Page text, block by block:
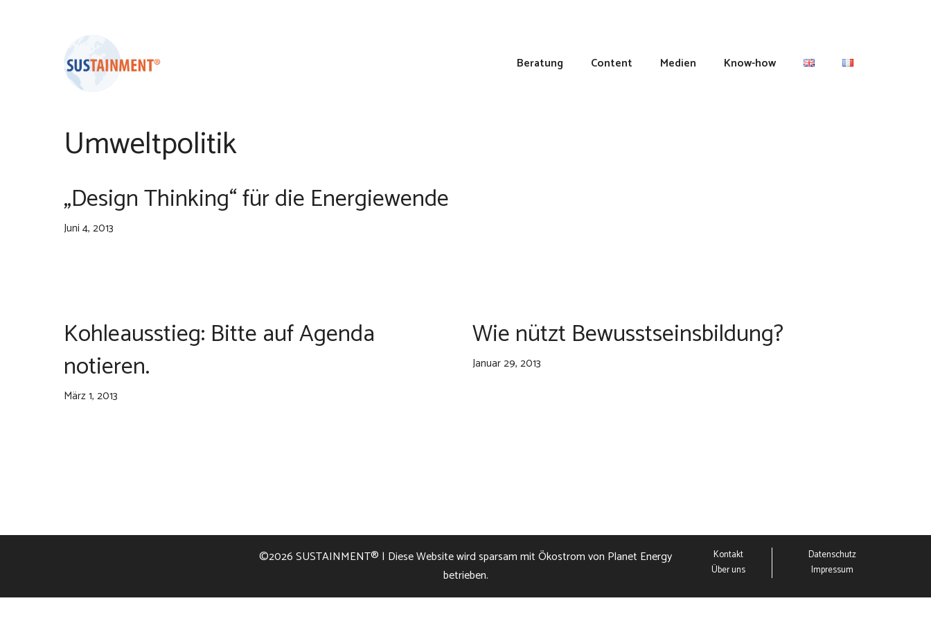
Beratung Content Medien Know-how
Umweltpolitik
„Design Thinking“ für die Energiewende
Juni 4, 2013
Kohleausstieg: Bitte auf Agenda
notieren.
März 1, 2013
Wie nützt Bewusstseinsbildung?
Januar 29, 2013
©2026SUSTAINMENT® | Diese Website wird sparsam mit Ökostrom von Planet Energy
betrieben.
Kontakt
Über uns
Datenschutz
Impressum